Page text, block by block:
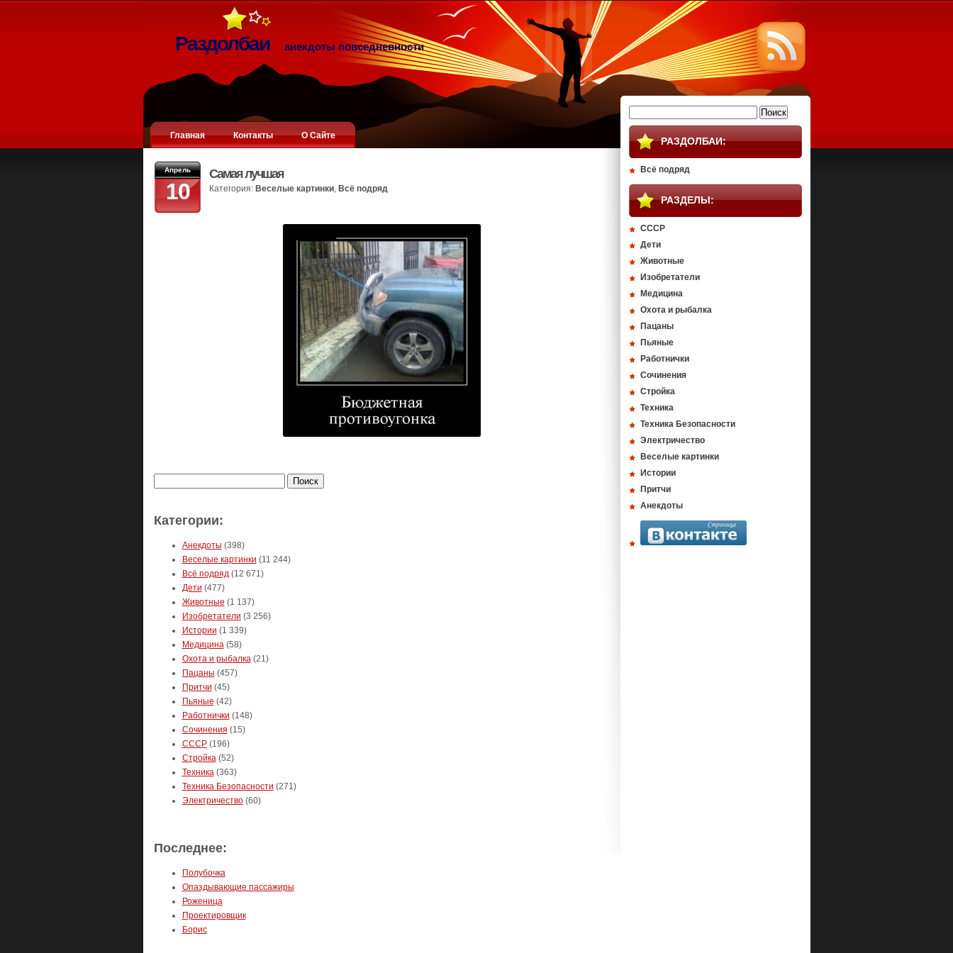
Раздолбаи анекдоты повседневности
Главная Контакты О Сайте
Апрель
10
Самая лучшая
Категория: Веселые картинки, Всё подряд
Категории:
Анекдоты (398)
Веселые картинки (11 244)
Всё подряд(12 671)
Дети (477)
Животные (1 137)
Изобретатели (3 256)
Истории (1 339)
Медицина(58)
Охота и рыбалка(21)
Пацаны (457)
Притчи (45)
Пьяные (42)
Работнички (148)
Сочинения (15)
СССР(196)
Стройка(52)
Техника(363)
Техника Безопасности (271)
Электричество(60)
Последнее:
Полубочка
Опаздывающие пассажиры
Роженица
Проектировщик
Борис
РАЗДОЛБАИ:
Всё подряд
РАЗДЕЛЫ:
СССР
Дети
Животные
Изобретатели
Медицина
Охота и рыбалка
Пацаны
Пьяные
Работнички
Сочинения
Стройка
Техника
Техника Безопасности
Электричество
Веселые картинки
Истории
Притчи
Анекдоты